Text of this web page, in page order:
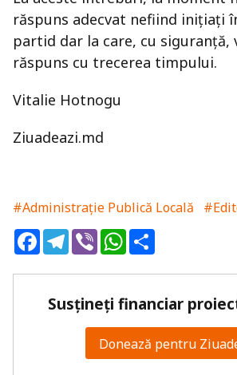
răspuns adecvat nefiind iniţiaţi
partid dar la care, cu siguranţă,
răspuns cu trecerea timpului.
Vitalie Hotnogu
Ziuadeazi.md
#Administrație Publică Locală
FacebookTelegram
ViberWhatsApp
Susțineți financiar
Donează pentru